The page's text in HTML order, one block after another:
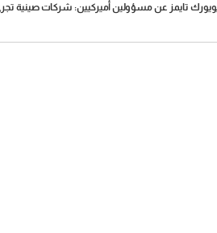
تايمز عن مسؤولين أميركيين: شركات صينية